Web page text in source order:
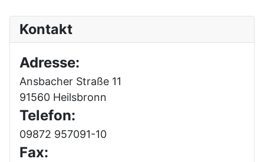
Kontakt
Adresse:
Ansbacher Straße 11
91560 Heilsbronn
Telefon:
09872 957091-10
Fax: